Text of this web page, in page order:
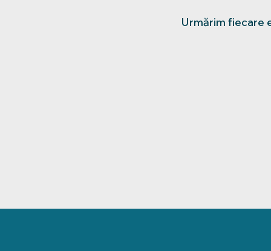
Urmărim fiecare